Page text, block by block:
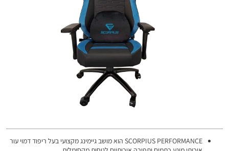
SCORPIUS PERFORMANCE הוא מושב גיימינג מקצועי בעל ריפוד דמוי עור